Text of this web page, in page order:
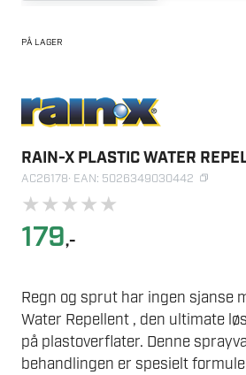
PÅ LAGER
RAIN-X PLASTIC WATER
AC26178· EAN: 5026349030442
★★★★★
179,-
Regn og sprut har ingen sjanse
Water Repellent , den ultimate
på plastoverflater. Denne
behandlingen er spesielt